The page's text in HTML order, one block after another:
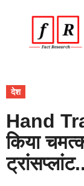
देश
Hand
किया
ट्रांसप्लांट..